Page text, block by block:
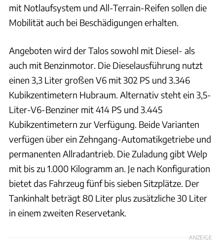
mit Notlaufsystem und All-Terrain-Reifen sollen die
Mobilität auch bei Beschädigungen erhalten.
Angeboten wird der Talos sowohl mit Diesel- als
auch mit Benzinmotor. Die Dieselausführung nutzt
einen 3,3 Liter großen V6 mit 302 PS und 3.346
Kubikzentimetern Hubraum. Alternativ steht ein 3,5-
Liter-V6-Benziner mit 414 PS und 3.445
Kubikzentimetern zur Verfügung. Beide Varianten
verfügen über ein Zehngang-Automatikgetriebe und
permanenten Allradantrieb. Die Zuladung gibt Welp
mit bis zu 1.000 Kilogramm an. Je nach Konfiguration
bietet das Fahrzeug fünf bis sieben Sitzplätze. Der
Tankinhalt beträgt 80 Liter plus zusätzliche 30 Liter
in einem zweiten Reservetank.
ANZEIGE